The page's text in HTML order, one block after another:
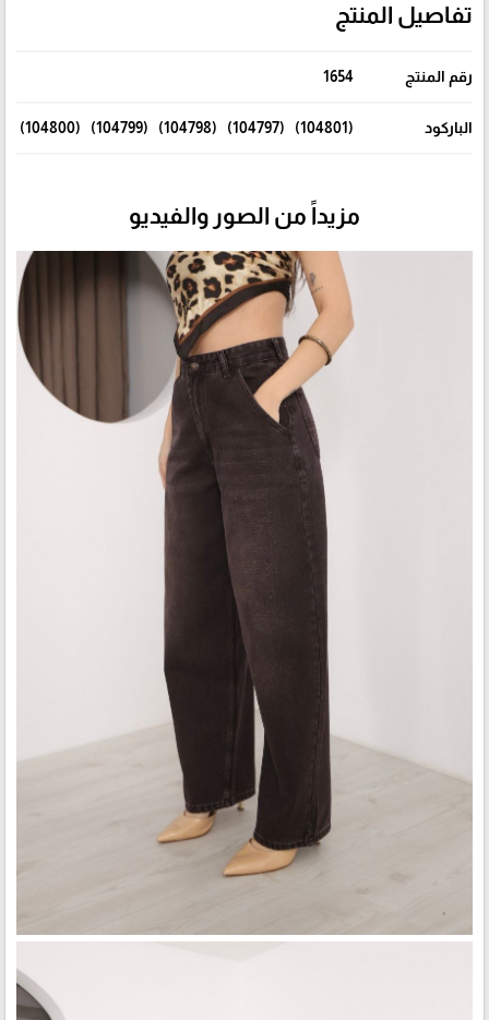
تفاصيل المنتج
رقم المنتج 1654
الباركود (104801) (104797) (104798) (104799) (104800)
مزيداً من الصور والفيديو